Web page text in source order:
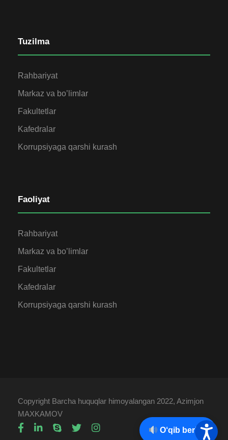
Tuzilma
Rahbariyat
Markaz va bo’limlar
Fakultetlar
Kafedralar
Korrupsiyaga qarshi kurash
Faoliyat
Rahbariyat
Markaz va bo’limlar
Fakultetlar
Kafedralar
Korrupsiyaga qarshi kurash
Copyright Barcha huquqlar himoyalangan 2022, Azimjon
MAXKAMOV
O‘qib berish